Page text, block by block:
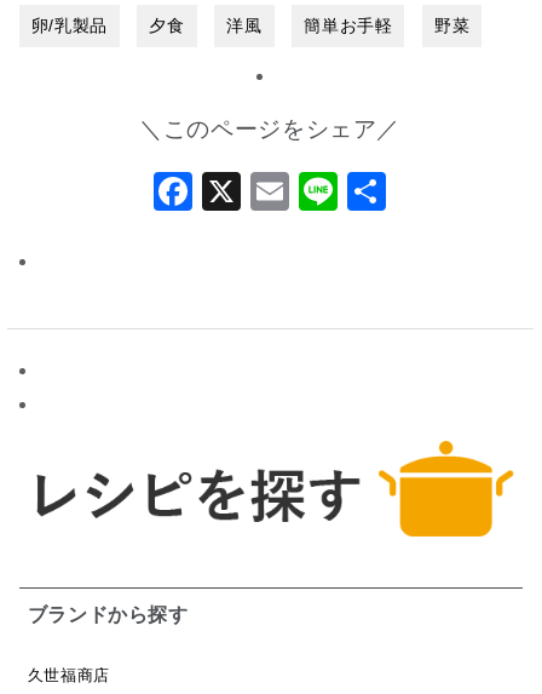
卵/乳製品 夕食 洋風 簡単お手軽 野菜
＼このページをシェア／
Facebook
X Email
Line
ブランドから探す
久世福商店